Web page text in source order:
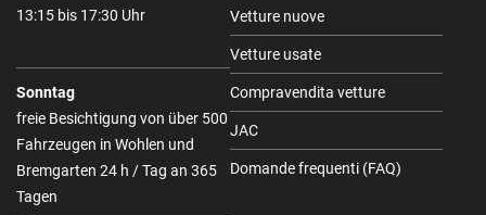
13:15 bis 17:30 Uhr
Sonntag
freie Besichtigung von über 500
Fahrzeugen in Wohlen und
Bremgarten 24 h / Tag an 365
Tagen
Vetture nuove
Vetture usate
Compravendita vetture
JAC
Domande frequenti (FAQ)